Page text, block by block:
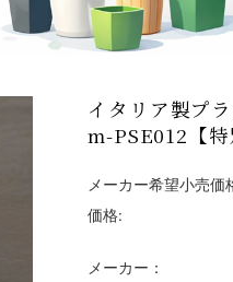
イタリア製プ
m-PSE012【特
メーカー希望小売価
価格:
メーカー：